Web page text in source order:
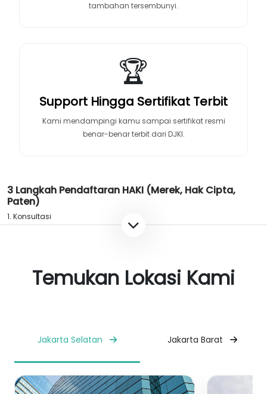
tambahan tersembunyi.
🏆
Support Hingga Sertifikat Terbit
Kami mendampingi kamu sampai sertifikat resmi
benar-benar terbit dari DJKI.
3 Langkah Pendaftaran HAKI (Merek, Hak Cipta,
Paten)
1. Konsultasi
Temukan Lokasi Kami
Jakarta Selatan Jakarta Barat